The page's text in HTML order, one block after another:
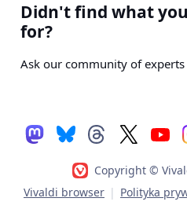
Didn't find what
for?
Ask our community of
Copyright ©
Vivaldi browser | Polityka